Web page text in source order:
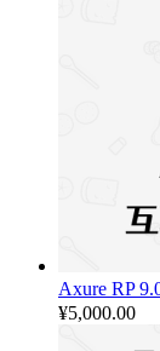
Axure RP
¥5,000.00